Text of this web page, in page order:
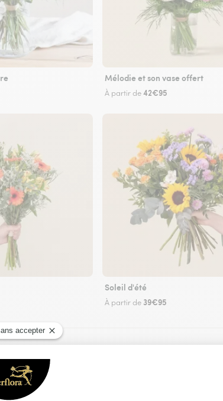
Mélodie et son vase offert
À partir de42€95
Soleil d'été
À partir de 39€95